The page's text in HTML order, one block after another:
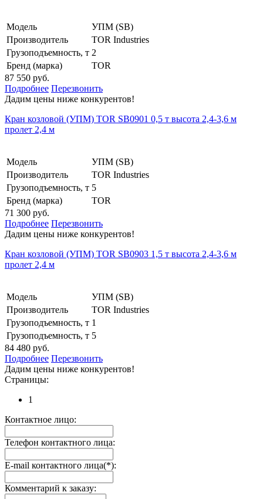
Модель
УПМ (SB)
Производитель
TOR Industries
Грузоподъемность, т 2
Бренд (марка)
TOR
87 550 руб.
Подробнее Перезвонить
Дадим цены ниже конкурентов!
Кран козловой (УПМ) TOR SB0901 0,5 т высота 2,4-3,6 м
пролет 2,4 м
Модель
УПМ (SB)
Производитель
TOR Industries
Грузоподъемность, т 5
Бренд (марка)
TOR
71 300 руб.
Подробнее Перезвонить
Дадим цены ниже конкурентов!
Кран козловой (УПМ) TOR SB0903 1,5 т высота 2,4-3,6 м
пролет 2,4 м
Модель
УПМ (SB)
Производитель
TOR Industries
Грузоподъемность, т 1
Грузоподъемность, т 5
84 480 руб.
Подробнее Перезвонить
Дадим цены ниже конкурентов!
Страницы:
1
Контактное лицо:
Телефон контактного лица:
E-mail контактного лица(*):
Комментарий к заказу: